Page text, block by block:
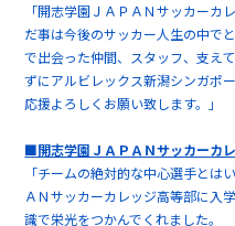
「開志学園ＪＡＰＡＮサッカーカ
だ事は今後のサッカー人生の中で
で出会った仲間、スタッフ、支え
ずにアルビレックス新潟シンガポ
応援よろしくお願い致します。」
■開志学園ＪＡＰＡＮサッカーカ
「チームの絶対的な中心選手とは
ＡＮサッカーカレッジ高等部に入
識で栄光をつかんでくれました。